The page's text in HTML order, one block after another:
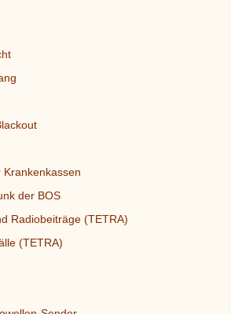
Krankenkassen
der BOS
Radiobeiträge (TETRA)
(TETRA)